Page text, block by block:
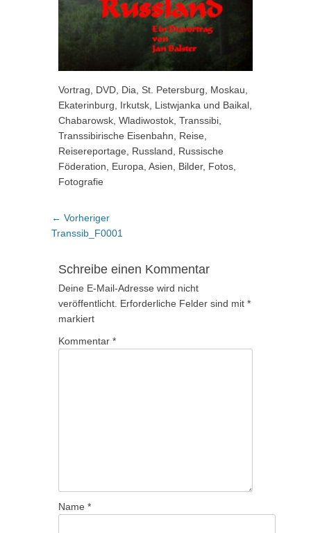
Vortrag, DVD, Dia, St. Petersburg, Moskau,
Ekaterinburg, Irkutsk, Listwjanka und Baikal,
Chabarowsk, Wladiwostok, Transsibi,
Transsibirische Eisenbahn, Reise,
Reisereportage, Russland, Russische
Föderation, Europa, Asien, Bilder, Fotos,
Fotografie
Beitragsnavigation
← VorherigerVorheriger
Beitrag:
Transsib_F0001
Schreibe einen Kommentar
Deine E-Mail-Adresse wird nicht
veröffentlicht. Erforderliche Felder sind mit *
markiert
Kommentar *
Name *